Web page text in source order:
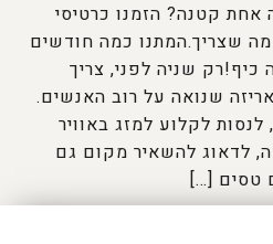
אחת קטנה? הזמנו כרטיסי
מה שצריך.המתנו כמה חודשים
כיף!רק שניה לפני, צריך
שנואה על רוב האנשים.
לקלוע למזג באוויר
לדאוג להשאיר מקום גם
טסים […]